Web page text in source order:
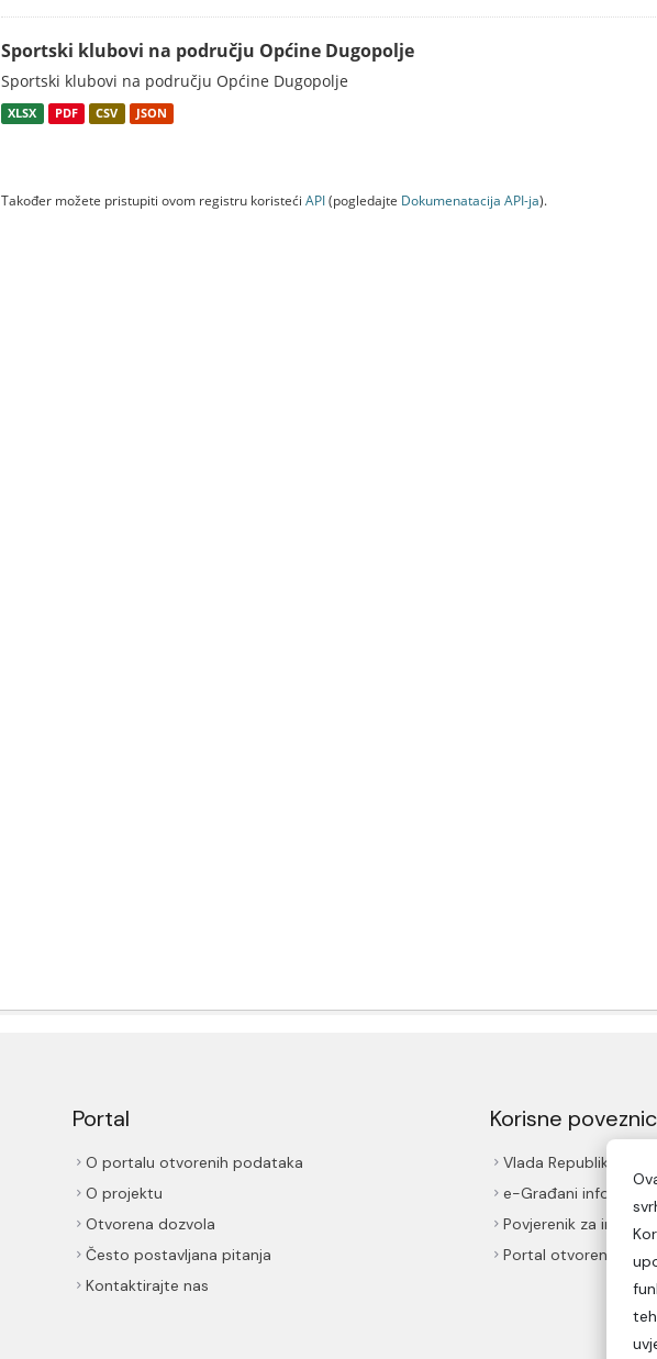
Sportski klubovi na području Općine Dugopolje
Sportski klubovi na području Općine Dugopolje
XLSX PDF CSV JSON
Također možete pristupiti ovom registru koristeći API(pogledajte Dokumenаtаcijа API-jа).